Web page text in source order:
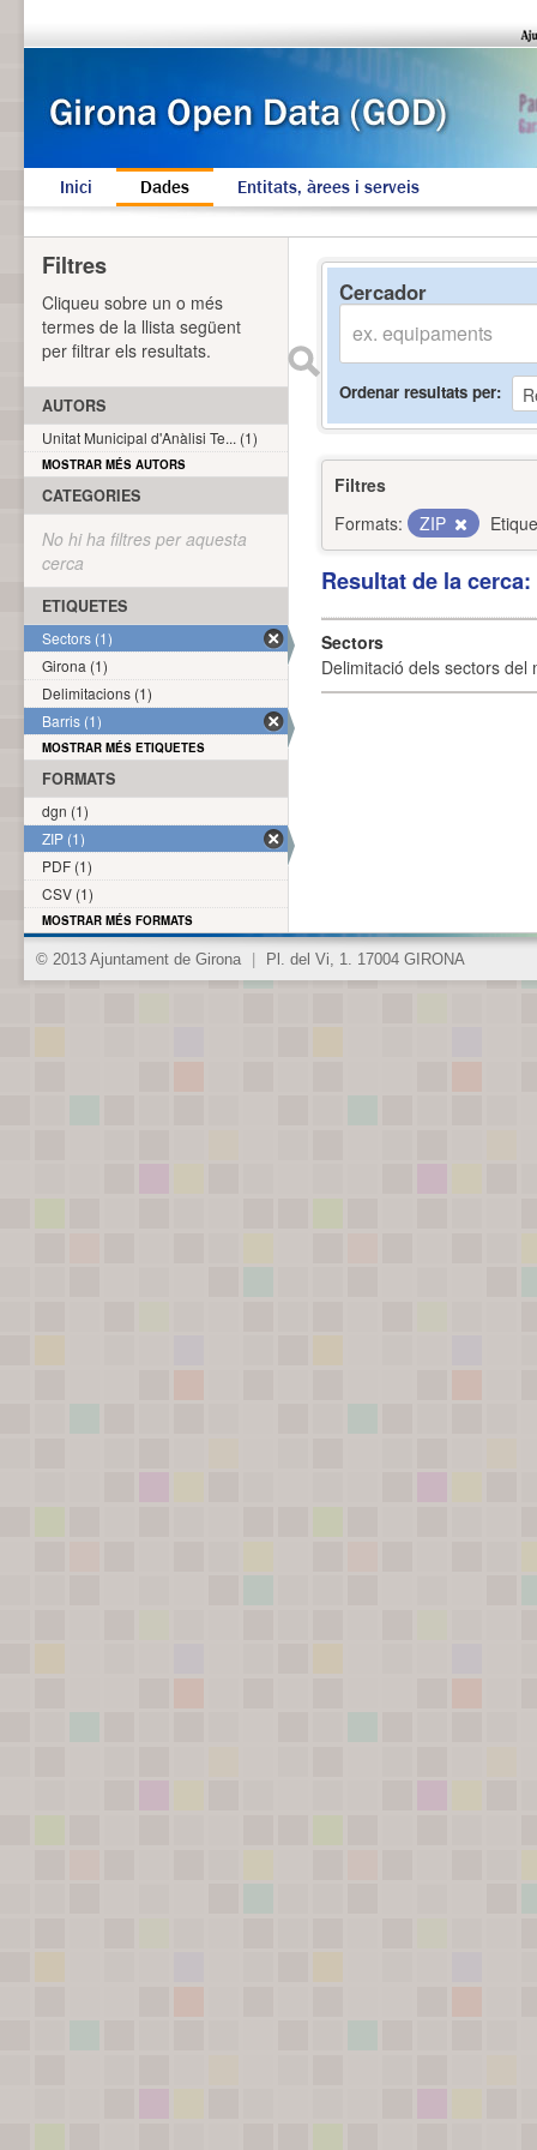
Inici Dades Entitats, àrees i serveis
Cercador
Ordenar resultats per
Filtres
Formats:
ZIP
Resultat de la
Sectors
Delimitació dels sectors del
Filtres
Cliqueu sobre un o més
termes de la llista següent
per filtrar els resultats.
AUTORS
Unitat Municipal d'Anàlisi Te... (1)
MOSTRAR MÉS AUTORS
CATEGORIES
No hi ha filtres per aquesta
cerca
ETIQUETES
Sectors (1)
Girona (1)
Delimitacions (1)
Barris (1)
MOSTRAR MÉS ETIQUETES
FORMATS
dgn (1)
ZIP (1)
PDF (1)
CSV (1)
MOSTRAR MÉS FORMATS
© 2013 Ajuntament de Girona Pl. del Vi, 1. 17004 GIRONA